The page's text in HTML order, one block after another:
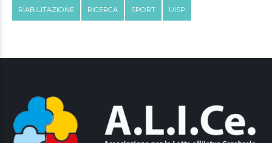
RIABILITAZIONE RICERCA SPORT UISP